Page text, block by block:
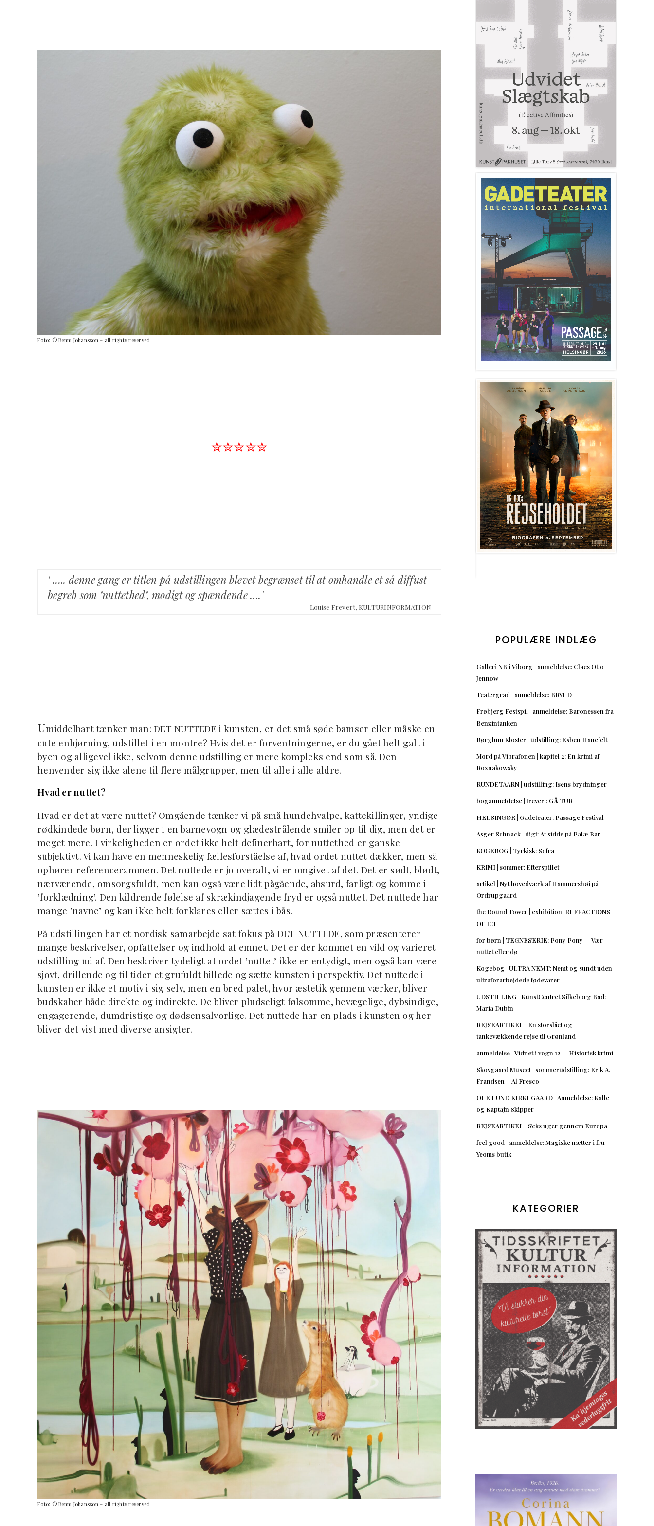
Foto: © Benni Johansson – all rights reserved
✮✮✮✮✮
' ….. denne gang er titlen på udstillingen blevet begrænset til at omhandle et så diffust
begreb som ’nuttethed’, modigt og spændende ….'
– Louise Frevert, KULTURINFORMATION
Umiddelbart tænker man: DET NUTTEDE i kunsten, er det små søde bamser eller måske en
cute enhjørning, udstillet i en montre? Hvis det er forventningerne, er du gået helt galt i
byen og alligevel ikke, selvom denne udstilling er mere kompleks end som så. Den
henvender sig ikke alene til flere målgrupper, men til alle i alle aldre.
Hvad er nuttet?
Hvad er det at være nuttet? Omgående tænker vi på små hundehvalpe, kattekillinger, yndige
rødkindede børn, der ligger i en barnevogn og glædestrålende smiler op til dig, men det er
meget mere. I virkeligheden er ordet ikke helt definerbart, for nuttethed er ganske
subjektivt. Vi kan have en menneskelig fællesforståelse af, hvad ordet nuttet dækker, men så
ophører referencerammen. Det nuttede er jo overalt, vi er omgivet af det. Det er sødt, blødt,
nærværende, omsorgsfuldt, men kan også være lidt pågående, absurd, farligt og komme i
’forklædning’. Den kildrende følelse af skrækindjagende fryd er også nuttet. Det nuttede har
mange ’navne’ og kan ikke helt forklares eller sættes i bås.
På udstillingen har et nordisk samarbejde sat fokus på DET NUTTEDE, som præsenterer
mange beskrivelser, opfattelser og indhold af emnet. Det er der kommet en vild og varieret
udstilling ud af. Den beskriver tydeligt at ordet ’nuttet’ ikke er entydigt, men også kan være
sjovt, drillende og til tider et grufuldt billede og sætte kunsten i perspektiv. Det nuttede i
kunsten er ikke et motiv i sig selv, men en bred palet, hvor æstetik gennem værker, bliver
budskaber både direkte og indirekte. De bliver pludseligt følsomme, bevægelige, dybsindige,
engagerende, dumdristige og dødsensalvorlige. Det nuttede har en plads i kunsten og her
bliver det vist med diverse ansigter.
Foto: © Benni Johansson – all rights reserved
POPULÆRE INDLÆG
Galleri NB i Viborg | anmeldelse: Claes Otto
Jennow
Teatergrad | anmeldelse: BRYLD
Frøbjerg Festspil | anmeldelse: Baronessen fra
Benzintanken
Børglum Kloster | udstilling: Esben Hanefelt
Mord på Vibrafonen | kapitel 2: En krimi af
Roxnakowsky
RUNDETAARN | udstilling: Isens brydninger
boganmeldelse | frevert: GÅ TUR
HELSINGØR | Gadeteater: Passage Festival
Asger Schnack | digt: At sidde på Palæ Bar
KOGEBOG | Tyrkisk: Sofra
KRIMI | sommer: Efterspillet
artikel | Nyt hovedværk af Hammershøi på
Ordrupgaard
the Round Tower | exhibition: REFRACTIONS
OF ICE
for børn | TEGNESERIE: Pony Pony — Vær
nuttet eller dø
Kogebog | ULTRA NEMT: Nemt og sundt uden
ultraforarbejdede fødevarer
UDSTILLING | KunstCentret Silkeborg Bad:
Maria Dubin
REJSEARTIKEL | En storslået og
tankevækkende rejse til Grønland
anmeldelse | Vidnet i vogn 12 — Historisk krimi
Skovgaard Museet | sommerudstilling: Erik A.
Frandsen – Al Fresco
OLE LUND KIRKEGAARD | Anmeldelse: Kalle
og Kaptajn Skipper
REJSEARTIKEL | Seks uger gennem Europa
feel good | anmeldelse: Magiske nætter i fru
Yeoms butik
KATEGORIER